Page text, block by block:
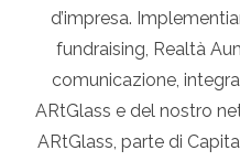
d’impresa.
fundraising, Realtà
comunicazione,
ARtGlass e del nostro
ARtGlass, parte di